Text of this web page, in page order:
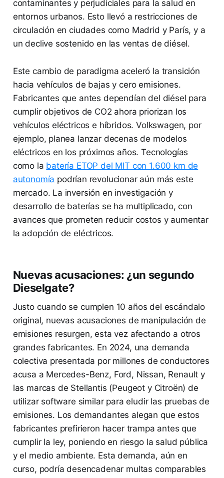
contaminantes y perjudiciales para la salud en
entornos urbanos. Esto llevó a restricciones de
circulación en ciudades como Madrid y París, y a
un declive sostenido en las ventas de diésel.
Este cambio de paradigma aceleró la transición
hacia vehículos de bajas y cero emisiones.
Fabricantes que antes dependían del diésel para
cumplir objetivos de CO2 ahora priorizan los
vehículos eléctricos e híbridos. Volkswagen, por
ejemplo, planea lanzar decenas de modelos
eléctricos en los próximos años. Tecnologías
como la batería ETOP del MIT con 1.600 km de
autonomía podrían revolucionar aún más este
mercado. La inversión en investigación y
desarrollo de baterías se ha multiplicado, con
avances que prometen reducir costos y aumentar
la adopción de eléctricos.
Nuevas acusaciones: ¿un segundo
Dieselgate?
Justo cuando se cumplen 10 años del escándalo
original, nuevas acusaciones de manipulación de
emisiones resurgen, esta vez afectando a otros
grandes fabricantes. En 2024, una demanda
colectiva presentada por millones de conductores
acusa a Mercedes-Benz, Ford, Nissan, Renault y
las marcas de Stellantis (Peugeot y Citroën) de
utilizar software similar para eludir las pruebas de
emisiones. Los demandantes alegan que estos
fabricantes prefirieron hacer trampa antes que
cumplir la ley, poniendo en riesgo la salud pública
y el medio ambiente. Esta demanda, aún en
curso, podría desencadenar multas comparables